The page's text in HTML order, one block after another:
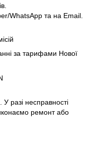
WhatsApp та на Email.
за тарифами Нової
У разі несправності
ремонт або